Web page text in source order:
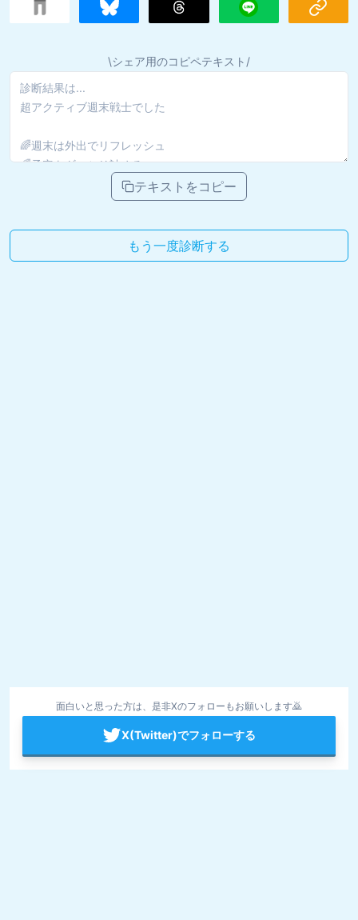
\シェア用のコピペテキスト/
テキストをコピー
もう一度診断する
面白いと思った方は、是非Xのフォローもお願いします🙇
X(Twitter)でフォローする